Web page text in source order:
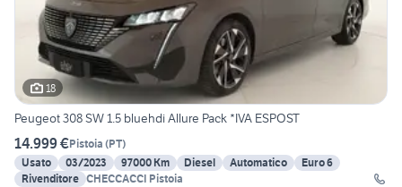
18
Peugeot 308 SW 1.5 bluehdi Allure Pack *IVA ESPOST
14.999 €Pistoia (PT)
Usato
03/2023 97000 Km Diesel Automatico
Euro 6
Rivenditore CHECCACCI Pistoia